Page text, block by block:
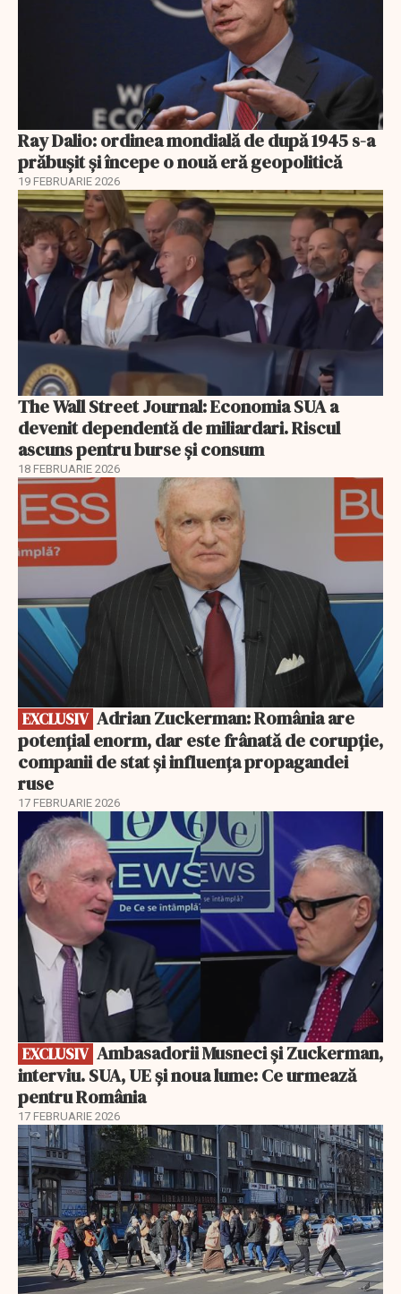
Ray Dalio: ordinea mondială de după 1945 s-a
prăbușit și începe o nouă eră geopolitică
19 FEBRUARIE 2026
The Wall Street Journal: Economia SUA a
devenit dependentă de miliardari. Riscul
ascuns pentru burse și consum
18 FEBRUARIE 2026
EXCLUSIV
EXCLUSIV
potențial enorm, dar este frânată de corupție,
companii de stat și influența propagandei
ruse
17 FEBRUARIE 2026
EXCLUSIV
EXCLUSIV
interviu. SUA, UE și noua lume: Ce urmează
pentru România
17 FEBRUARIE 2026